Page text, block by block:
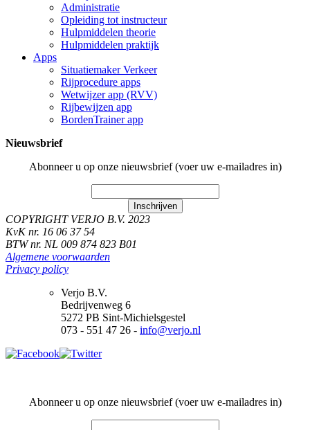
Administratie
Opleiding tot instructeur
Hulpmiddelen theorie
Hulpmiddelen praktijk
Apps
Situatiemaker Verkeer
Rijprocedure apps
Wetwijzer app (RVV)
Rijbewijzen app
BordenTrainer app
Nieuwsbrief
Abonneer u op onze nieuwsbrief (voer uw e-mailadres in)
Inschrijven
COPYRIGHT VERJO B.V. 2023
KvK nr. 16 06 37 54
BTW nr. NL 009 874 823 B01
Algemene voorwaarden
Privacy policy
Verjo B.V.
Bedrijvenweg 6
5272 PB Sint-Michielsgestel
073 - 551 47 26 - info@verjo.nl
Abonneer u op onze nieuwsbrief (voer uw e-mailadres in)